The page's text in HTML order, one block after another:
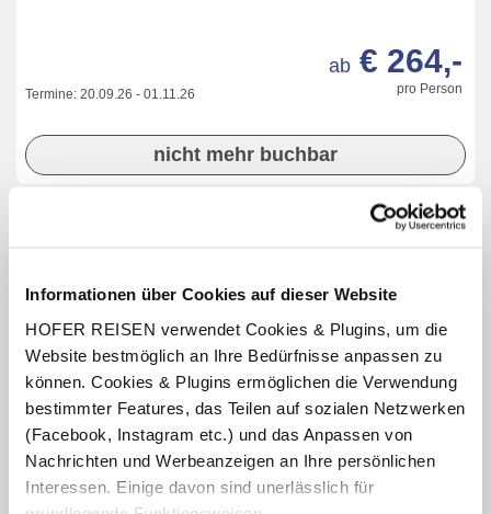
Informationen über Cookies auf dieser Website
HOFER REISEN verwendet Cookies & Plugins, um die
Website bestmöglich an Ihre Bedürfnisse anpassen zu
können. Cookies & Plugins ermöglichen die Verwendung
bestimmter Features, das Teilen auf sozialen Netzwerken
(Facebook, Instagram etc.) und das Anpassen von
Nachrichten und Werbeanzeigen an Ihre persönlichen
Interessen. Einige davon sind unerlässlich für
Termine: 20.09.26 - 01.11.26 pro Person
ab € 264,-
nicht mehr buchbar
3 – 7 x Übernachtung im Vital & Sporthotel
Brixen
Verpflegung: Halbpension mit Frühstücksbuffet, abends
4-Gang-Wahlmenü
Benutzung des hoteleigenen Wellnessbereichs
(Öffnungszeiten lt. Aushang vor Ort oder online)
1/2 Tag Leihfahrrad pro Aufenthalt (ab 5 Nächten, nach
Verfügbarkeit)
1 Stunde Benutzung vom Tennisplatz pro Aufenthalt und